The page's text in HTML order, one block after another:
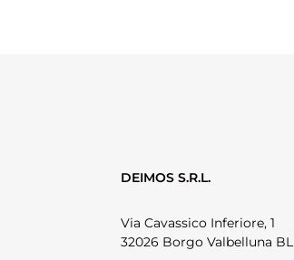
DEIMOS S.R.L.
Via Cavassico Inferiore, 1
32026 Borgo Valbelluna BL